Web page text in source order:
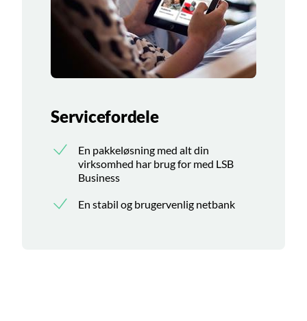
Servicefordele
En pakkeløsning med alt din
virksomhed har brug for med LSB
Business
En stabil og brugervenlig netbank